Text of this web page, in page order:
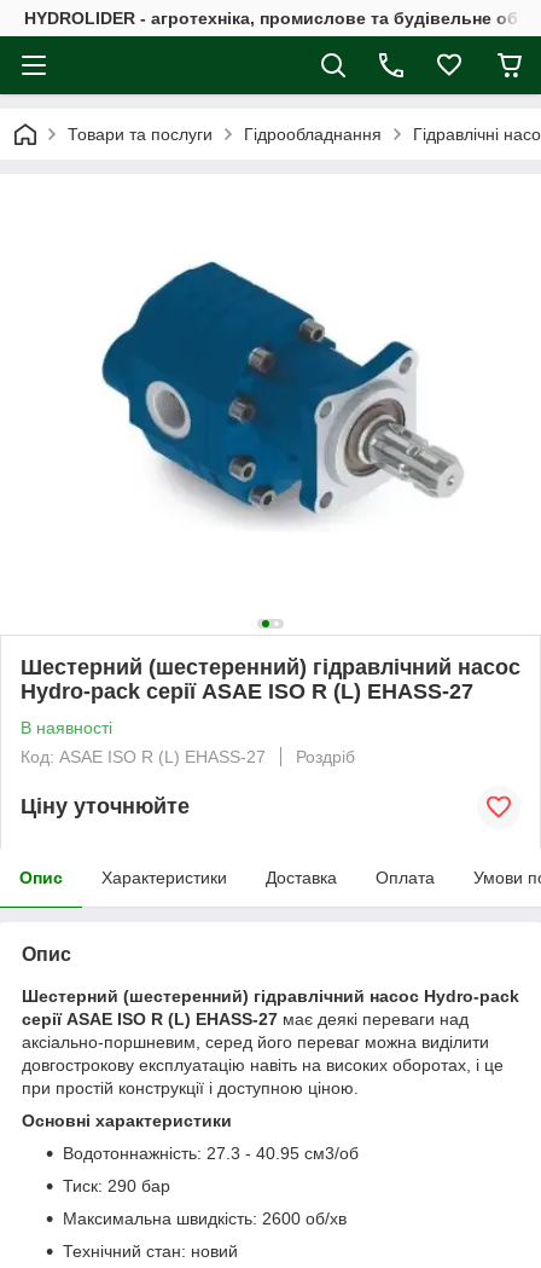
HYDROLIDER - агротехніка, промислове та будівельне
Товари та послуги Гідрообладнання Гідравлічні
Шестерний (шестеренний) гідравлічний насос
Hydro-pack серії ASAE ISO R (L) EHASS-27
В наявності
Код: ASAE ISO R (L) EHASS-27
Роздріб
Ціну уточнюйте
Опис Характеристики Доставка Оплата Умови
Опис
Шестерний (шестеренний) гідравлічний насос Hydro-pack
серії ASAE ISO R (L) EHASS-27 має деякі переваги над
аксіально-поршневим, серед його переваг можна виділити
довгострокову експлуатацію навіть на високих оборотах, і це
при простій конструкції і доступною ціною.
Основні характеристики
Водотоннажність: 27.3 - 40.95 см3/об
Тиск: 290 бар
Максимальна швидкість: 2600 об/хв
Технічний стан: новий